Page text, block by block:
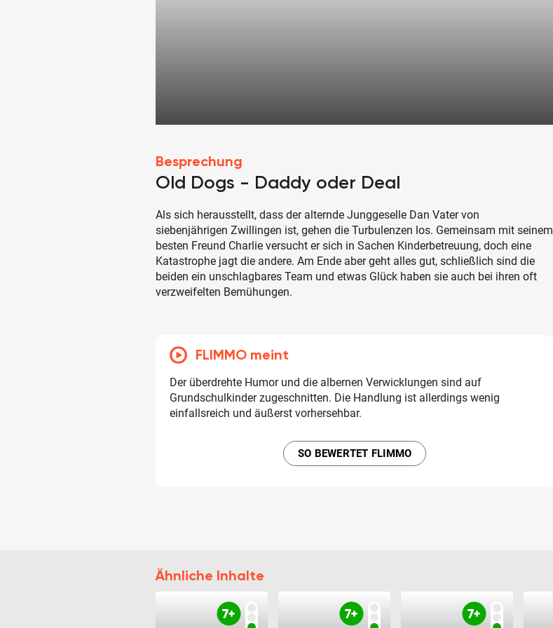
Besprechung
Old Dogs - Daddy oder Deal
Als sich herausstellt, dass der alternde Junggeselle Dan Vater von
siebenjährigen Zwillingen ist, gehen die Turbulenzen los. Gemeinsam mit seinem
besten Freund Charlie versucht er sich in Sachen Kinderbetreuung, doch eine
Katastrophe jagt die andere. Am Ende aber geht alles gut, schließlich sind die
beiden ein unschlagbares Team und etwas Glück haben sie auch bei ihren oft
verzweifelten Bemühungen.
FLIMMO meint
Der überdrehte Humor und die albernen Verwicklungen sind auf
Grundschulkinder zugeschnitten. Die Handlung ist allerdings wenig
einfallsreich und äußerst vorhersehbar.
SO BEWERTET FLIMMO
Ähnliche Inhalte